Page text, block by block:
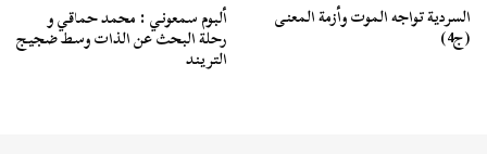
السردية تواجه الموت وأزمة المعنى
(ج4)
ألبوم سمعوني : محمد حماقي و
رحلة البحث عن الذات وسط ضجيج
التريند